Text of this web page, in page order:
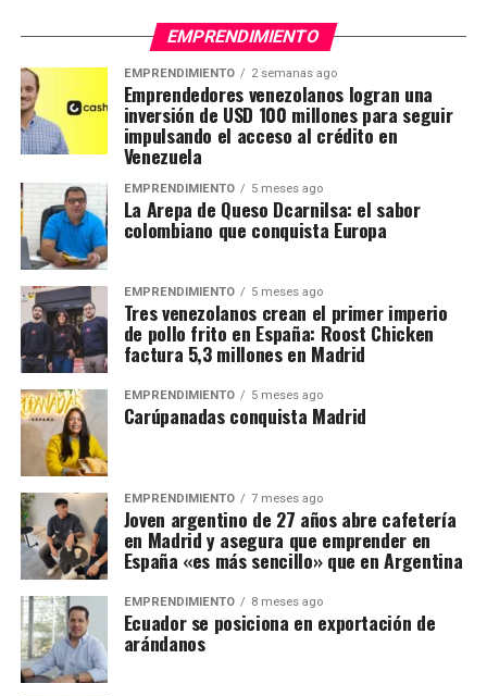
EMPRENDIMIENTO
EMPRENDIMIENTO 2 semanas ago
Emprendedores venezolanos logran una
inversión de USD 100 millones para seguir
impulsando el acceso al crédito en
Venezuela
EMPRENDIMIENTO 5 meses ago
La Arepa de Queso Dcarnilsa: el sabor
colombiano que conquista Europa
EMPRENDIMIENTO 5 meses ago
Tres venezolanos crean el primer imperio
de pollo frito en España: Roost Chicken
factura 5,3 millones en Madrid
EMPRENDIMIENTO 5 meses ago
Carúpanadas conquista Madrid
EMPRENDIMIENTO 7 meses ago
Joven argentino de 27 años abre cafetería
en Madrid y asegura que emprender en
España «es más sencillo» que en Argentina
EMPRENDIMIENTO 8 meses ago
Ecuador se posiciona en exportación de
arándanos